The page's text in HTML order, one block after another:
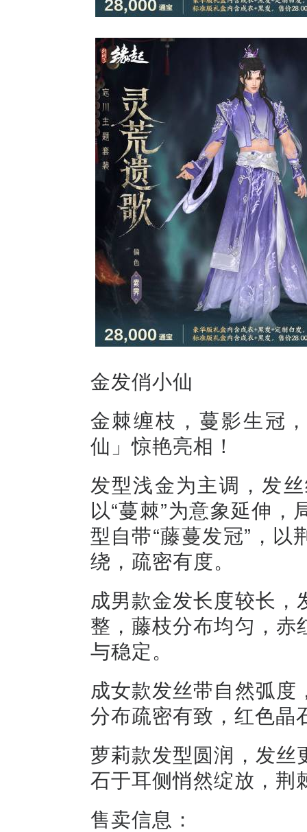
金发俏小仙
金棘缠枝，蔓影生冠
仙」惊艳亮相！
发型浅金为主调，发
以“蔓棘”为意象延伸
型自带“藤蔓发冠”，
绕，疏密有度。
成男款金发长度较长
整，藤枝分布均匀，
与稳定。
成女款发丝带自然弧
分布疏密有致，红色晶
萝莉款发型圆润，发
石于耳侧悄然绽放，荆
售卖信息：